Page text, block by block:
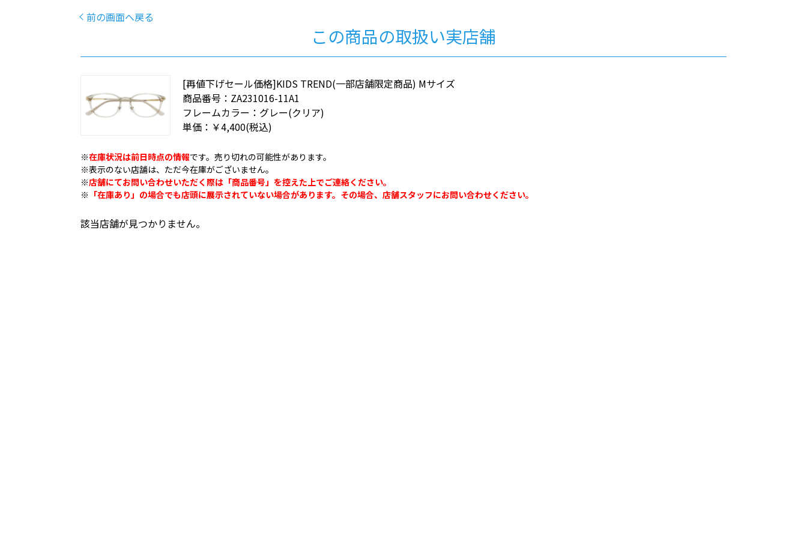
前の画面へ戻る
この商品の取扱い実店舗
[再値下げセール価格]KIDS TREND(一部店舗限定商品) Mサイズ
商品番号： ZA231016-11A1
フレームカラー： グレー(クリア)
単価： ￥4,400(税込)
※在庫状況は前日時点の情報です。売り切れの可能性があります。
※表示のない店舗は、ただ今在庫がございません。
※店舗にてお問い合わせいただく際は「商品番号」を控えた上でご連絡ください。
※ 「在庫あり」の場合でも店頭に展示されていない場合があります。その場合、店舗スタッフにお問い合わせください。
該当店舗が見つかりません。